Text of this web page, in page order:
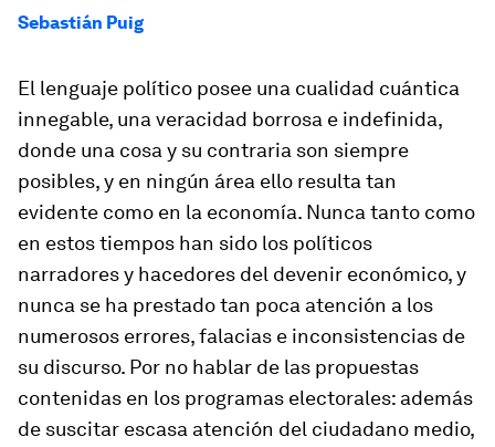
Sebastián Puig
El lenguaje político posee una cualidad cuántica
innegable, una veracidad borrosa e indefinida,
donde una cosa y su contraria son siempre
posibles, y en ningún área ello resulta tan
evidente como en la economía. Nunca tanto como
en estos tiempos han sido los políticos
narradores y hacedores del devenir económico, y
nunca se ha prestado tan poca atención a los
numerosos errores, falacias e inconsistencias de
su discurso. Por no hablar de las propuestas
contenidas en los programas electorales: además
de suscitar escasa atención del ciudadano medio,